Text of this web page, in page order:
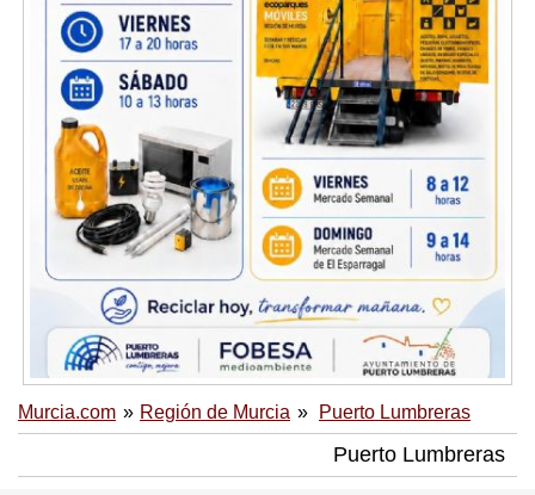
Murcia.com Región de Murcia Puerto Lumbreras
Puerto Lumbreras